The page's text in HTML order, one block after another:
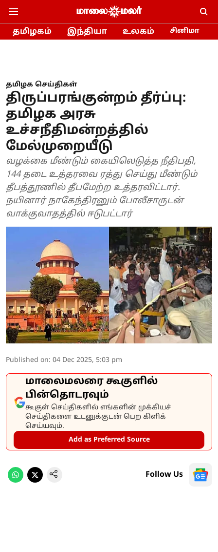
தமிழகம் இந்தியா உலகம் சினிமா
தமிழக செய்திகள்
திருப்பரங்குன்றம் தீர்ப்பு:
தமிழக அரசு
உச்சநீதிமன்றத்தில்
மேல்முறையீடு
வழக்கை மீண்டும் கையிலெடுத்த நீதிபதி,
144 தடை உத்தரவை ரத்து செய்து மீண்டும்
தீபத்தூணில் தீபமேற்ற உத்தரவிட்டார்.
நயினார் நாகேந்திரனும் போலீசாருடன்
வாக்குவாதத்தில் ஈடுபட்டார்
Published on: 04 Dec 2025, 5:03 pm
மாலைமலரை கூகுளில்
பின்தொடரவும்
கூகுள் செய்திகளில் எங்களின் முக்கியச்
செய்திகளை உடனுக்குடன் பெற கிளிக்
செய்யவும்.
Add as Preferred Source
Follow Us